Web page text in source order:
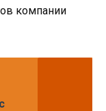
компании